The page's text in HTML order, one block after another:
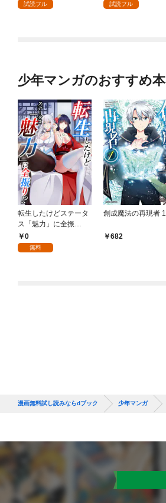
試読フル 試読フル
少年マンガのおすすめ本
転生したけどステータ
ス「魅力」に全振
り！？(1)
0
無料
創成魔法の再現者 1
682
漫画無料試し読みならdブック 少年マンガ